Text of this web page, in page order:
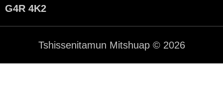
G4R 4K2
Tshissenitamun Mitshuap © 2026